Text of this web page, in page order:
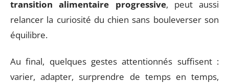
transition alimentaire progressive, peut aussi
relancer la curiosité du chien sans bouleverser son
équilibre.
Au final, quelques gestes attentionnés suffisent :
varier, adapter, surprendre de temps en temps,